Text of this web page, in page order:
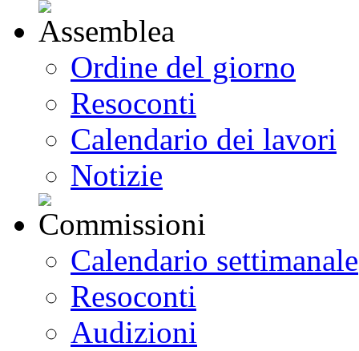
Ordine del giorno
Resoconti
Calendario dei lavori
Notizie
Calendario settimanale
Resoconti
Audizioni